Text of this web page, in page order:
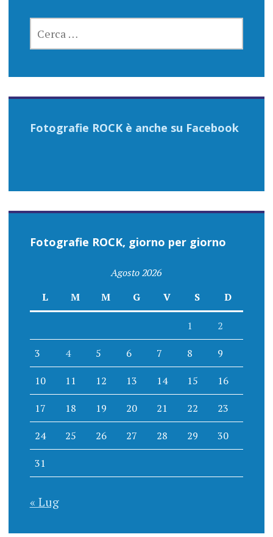
PER:
Fotografie ROCK è anche su Facebook
Fotografie ROCK, giorno per giorno
Agosto 2026
L
M M G V S D
1 2
3 4 5 6 7 8 9
10 11 12 13 14 15 16
17 18 19 20 21 22 23
24 25 26 27 28 29 30
31
« Lug